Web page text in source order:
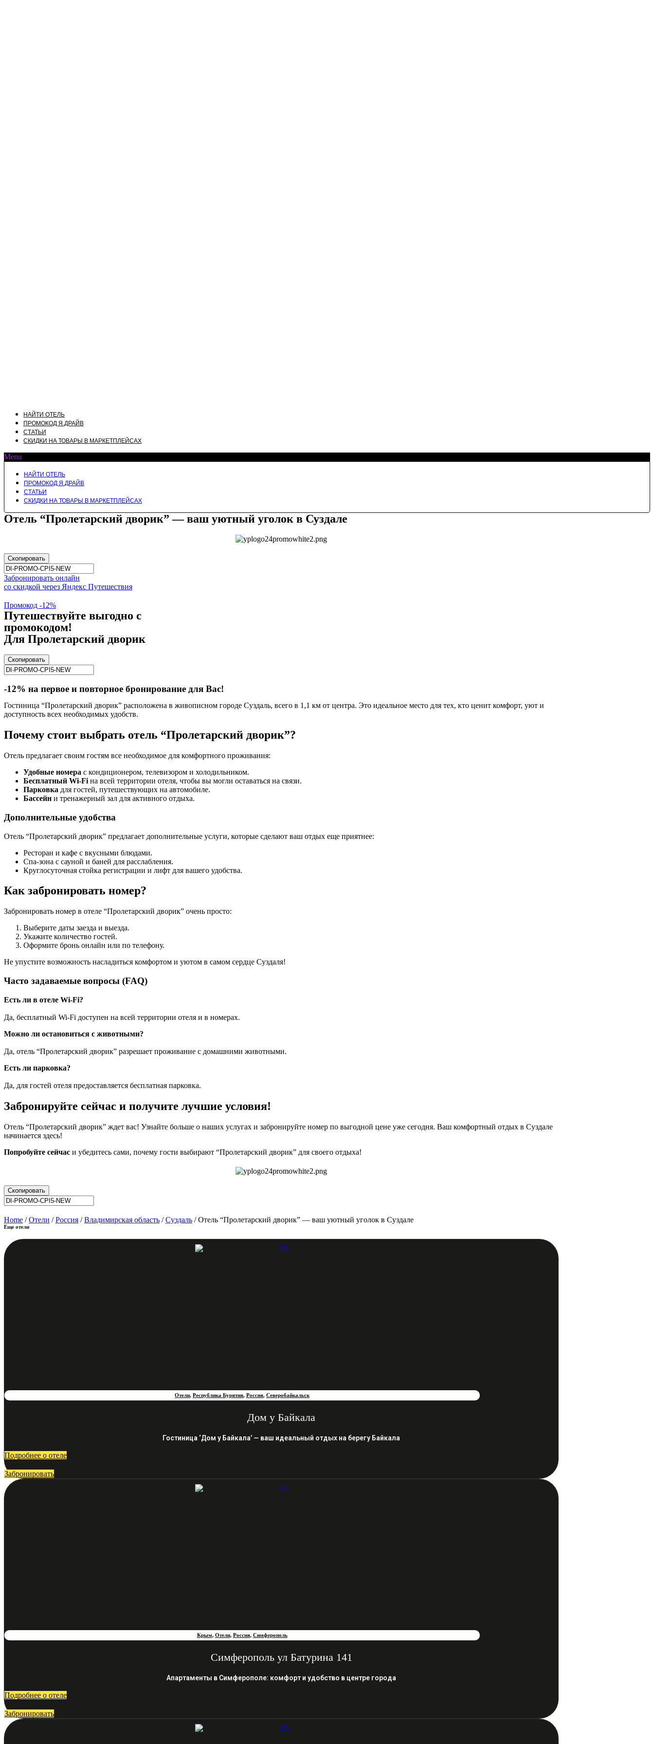
НАЙТИ ОТЕЛЬ
ПРОМОКОД Я.ДРАЙВ
СТАТЬИ
СКИДКИ НА ТОВАРЫ В МАРКЕТПЛЕЙСАХ
Menu
НАЙТИ ОТЕЛЬ
ПРОМОКОД Я.ДРАЙВ
СТАТЬИ
СКИДКИ НА ТОВАРЫ В МАРКЕТПЛЕЙСАХ
Отель “Пролетарский дворик” — ваш уютный уголок в Суздале
Скопировать
Забронировать онлайн
со скидкой через Яндекс Путешествия
Промокод -12%
Путешествуйте выгодно с
промокодом!
Для Пролетарский дворик
Скопировать
-12% на первое и повторное бронирование для Вас!
Гостиница “Пролетарский дворик” расположена в живописном городе Суздаль, всего в 1,1 км от центра. Это идеальное место для тех, кто ценит комфорт, уют и
доступность всех необходимых удобств.
Почему стоит выбрать отель “Пролетарский дворик”?
Отель предлагает своим гостям все необходимое для комфортного проживания:
Удобные номера с кондиционером, телевизором и холодильником.
Бесплатный Wi-Fi на всей территории отеля, чтобы вы могли оставаться на связи.
Парковка для гостей, путешествующих на автомобиле.
Бассейн и тренажерный зал для активного отдыха.
Дополнительные удобства
Отель “Пролетарский дворик” предлагает дополнительные услуги, которые сделают ваш отдых еще приятнее:
Ресторан и кафе с вкусными блюдами.
Спа-зона с сауной и баней для расслабления.
Круглосуточная стойка регистрации и лифт для вашего удобства.
Как забронировать номер?
Забронировать номер в отеле “Пролетарский дворик” очень просто:
Выберите даты заезда и выезда.
Укажите количество гостей.
Оформите бронь онлайн или по телефону.
Не упустите возможность насладиться комфортом и уютом в самом сердце Суздаля!
Часто задаваемые вопросы (FAQ)
Есть ли в отеле Wi-Fi?
Да, бесплатный Wi-Fi доступен на всей территории отеля и в номерах.
Можно ли остановиться с животными?
Да, отель “Пролетарский дворик” разрешает проживание с домашними животными.
Есть ли парковка?
Да, для гостей отеля предоставляется бесплатная парковка.
Забронируйте сейчас и получите лучшие условия!
Отель “Пролетарский дворик” ждет вас! Узнайте больше о наших услугах и забронируйте номер по выгодной цене уже сегодня. Ваш комфортный отдых в Суздале
начинается здесь!
Попробуйте сейчас и убедитесь сами, почему гости выбирают “Пролетарский дворик” для своего отдыха!
Скопировать
Home /Отели /Россия /Владимирская область /Суздаль / Отель “Пролетарский дворик” — ваш уютный уголок в Суздале
Еще отели
Отели,Республика Бурятия,Россия,Северобайкальск
Дом у Байкала
Гостиница ‘Дом у Байкала’ — ваш идеальный отдых на берегу Байкала
Подробнее о отеле
Забронировать
Крым, Отели, Россия, Симферополь
Симферополь ул Батурина 141
Апартаменты в Симферополе: комфорт и удобство в центре города
Подробнее о отеле
Забронировать